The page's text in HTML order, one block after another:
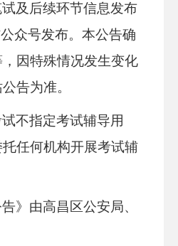
试及后续环节信息发布
众号发布。本公告确
因特殊情况发生变化
告为准。
试不指定考试辅导用
任何机构开展考试辅
告》由高昌区公安局、